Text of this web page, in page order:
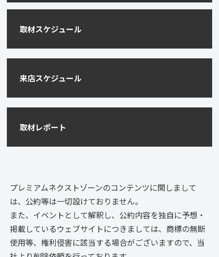
取材スケジュール
来店スケジュール
取材レポート
プレミアムネクストゾーンのコンテンツに関しまして
は、公約等は一切設けておりません。
また、イベントとして解釈し、公約内容を独自に予想・
掲載しているウェブサイトにつきましては、商標の無断
使用等、権利侵害に該当する場合がございますので、当